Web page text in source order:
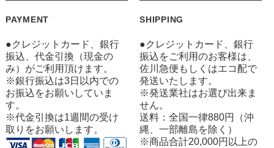
PAYMENT
●クレジットカード、銀行
振込、代金引換（現金の
み）がご利用頂けます。
※銀行振込は3日以内での
お振込をお願いしていま
す。
※代金引換は1週間の受け
取りをお願いします。
SHIPPING
●クレジットカード、銀行
振込をご利用のお客様は、
佐川急便もしくはエコ配で
発送いたします。
※発送業社はお選び出来ま
せん。
送料：全国一律880円（沖
縄、一部離島を除く）
※商品合計20,000円以上の